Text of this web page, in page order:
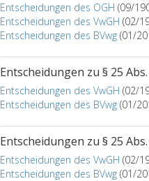
Entscheidungen des OGH (09/
Entscheidungen des VwGH (02/
Entscheidungen des BVwg (01/
Entscheidungen zu § 25
Entscheidungen des VwGH (02/
Entscheidungen des BVwg (01/
Entscheidungen zu § 25
Entscheidungen des VwGH (02/
Entscheidungen des BVwg (01/